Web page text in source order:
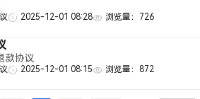
2025-12-01 08:28 浏览量：726
款协议
2025-12-01 08:15 浏览量：872